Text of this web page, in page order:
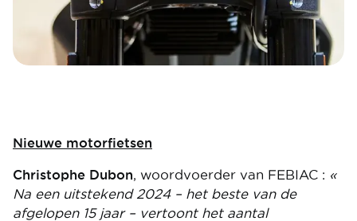
Nieuwe motorfietsen
Christophe Dubon, woordvoerder van FEBIAC : «
Na een uitstekend 2024 – het beste van de
afgelopen 15 jaar – vertoont het aantal